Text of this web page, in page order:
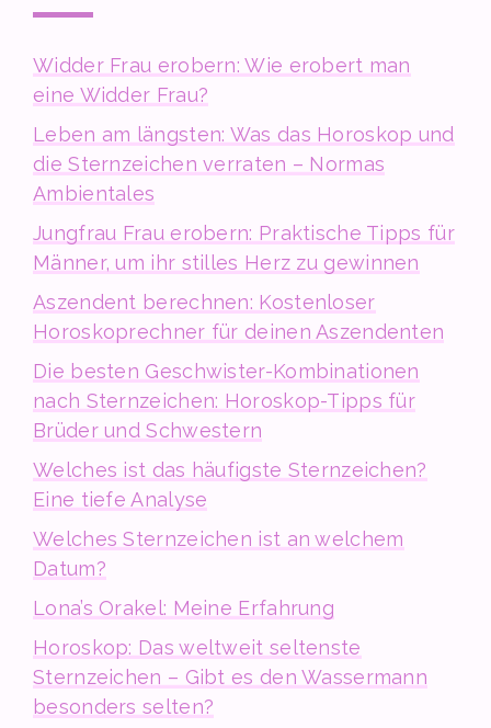
Widder Frau erobern: Wie erobert man
eine Widder Frau?
Leben am längsten: Was das Horoskop und
die Sternzeichen verraten – Normas
Ambientales
Jungfrau Frau erobern: Praktische Tipps für
Männer, um ihr stilles Herz zu gewinnen
Aszendent berechnen: Kostenloser
Horoskoprechner für deinen Aszendenten
Die besten Geschwister-Kombinationen
nach Sternzeichen: Horoskop-Tipps für
Brüder und Schwestern
Welches ist das häufigste Sternzeichen?
Eine tiefe Analyse
Welches Sternzeichen ist an welchem
Datum?
Lona’s Orakel: Meine Erfahrung
Horoskop: Das weltweit seltenste
Sternzeichen – Gibt es den Wassermann
besonders selten?